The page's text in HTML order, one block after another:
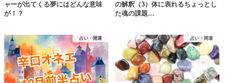
ャーが出てくる夢にはどんな意味
が！？
の解釈（3）体に表れるちょっとし
た魂の課題…
占い・開運 占い・開運